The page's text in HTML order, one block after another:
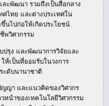
ละพัฒนา รวมถึงเป็นสื่อกลาง
ศไทย และต่างประเทศใน
นไปก่อให้เกิดประโยชน์
พวิศวกรรม
ปรุง และพัฒนาการวิจัยและ
ห้เป็นที่ยอมรับในวงการ
ะดับนานาชาติ
ญญา และแนวคิดของวิศวกร
หน้าของเทคโนโลยีวิศวกรรม